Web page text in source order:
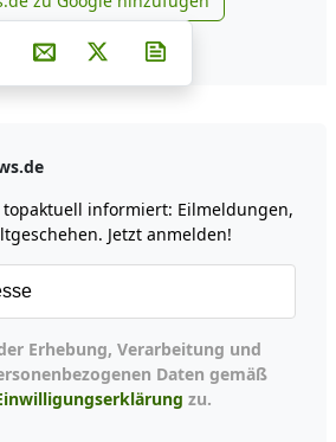
news.de zu Google
Teilen auf Facebook
Teilen auf Whatsapp
Teilen auf Telegram
auf Pinterest
Per E-Mail teilen
Post auf X
topaktuell informiert: Eilmeldungen,
Jetzt anmelden!
Daten gemäß
zu.